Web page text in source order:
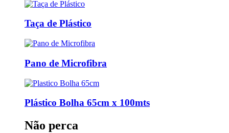
Taça de Plástico
Pano de Microfibra
Plástico Bolha 65cm x 100mts
Não perca